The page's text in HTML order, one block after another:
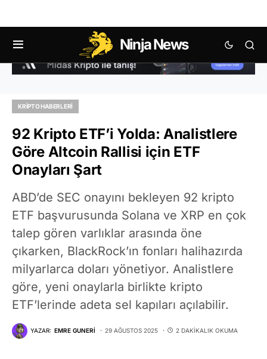
Ninja News
KRIPTO HABERLERI
92 Kripto ETF’i Yolda: Analistlere
Göre Altcoin Rallisi için ETF
Onayları Şart
ABD’de SEC onayını bekleyen 92 kripto
ETF başvurusunda Solana ve XRP en çok
talep gören varlıklar arasında öne
çıkarken, BlackRock’ın fonları halihazırda
milyarlarca doları yönetiyor. Analistlere
göre, yeni onaylarla birlikte kripto
ETF’lerinde adeta sel kapıları açılabilir.
YAZAR: EMRE GUNERI 29 AĞUSTOS 2025 2 DAKIKALIK OKUMA